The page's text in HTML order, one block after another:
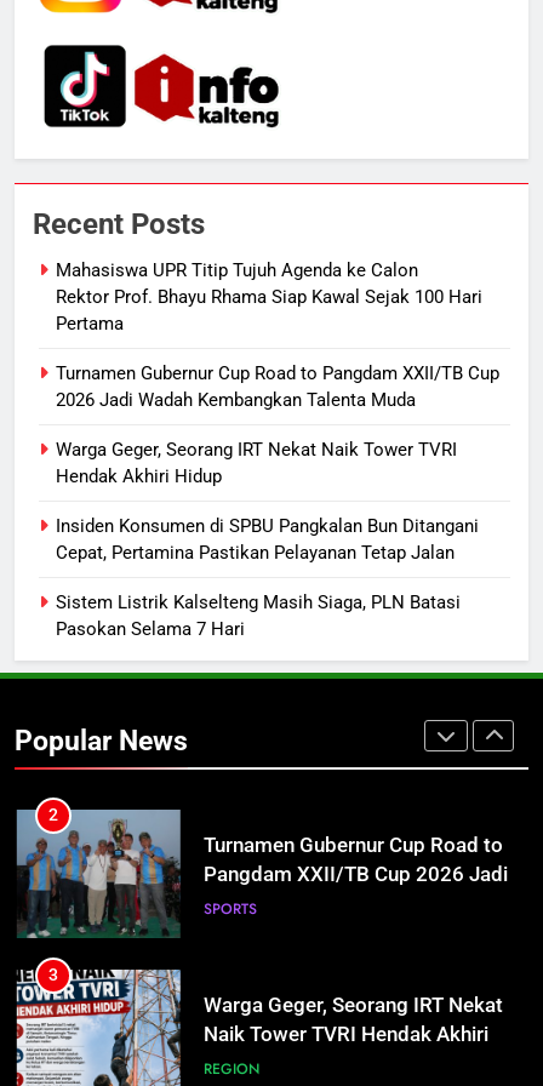
Recent Posts
Mahasiswa UPR Titip Tujuh Agenda ke Calon
Rektor Prof. Bhayu Rhama Siap Kawal Sejak 100 Hari
Pertama
Turnamen Gubernur Cup Road to Pangdam XXII/TB Cup
2026 Jadi Wadah Kembangkan Talenta Muda
Warga Geger, Seorang IRT Nekat Naik Tower TVRI
Hendak Akhiri Hidup
Insiden Konsumen di SPBU Pangkalan Bun Ditangani
Cepat, Pertamina Pastikan Pelayanan Tetap Jalan
Sistem Listrik Kalselteng Masih Siaga, PLN Batasi
Pasokan Selama 7 Hari
Popular News
6
Pertamina Targetkan Antrean di
SPBU Sampit Segera Terurai
ECONOMY
Kotim Resmi Jadi Tersangka
Dugaan Korupsi Dana Hibah
Pilkada Rp40 Miliar
HUKUM DAN KRIMINAL
8
Presiden Prabowo Minta Bahlil
Segera Tuntaskan Pemadaman
Mahasiswa UPR Titip Tujuh
Agenda ke Calon Rektor Prof.
100 Hari Pertama
REGION
Turnamen Gubernur Cup Road to
Pangdam XXII/TB Cup 2026 Jadi
Wadah Kembangkan Talenta Muda
3
Warga Geger, Seorang IRT Nekat
Naik Tower TVRI Hendak Akhiri
Hidup
REGION
4
Insiden Konsumen di SPBU
Pangkalan Bun Ditangani Cepat,
Pertamina Pastikan Pelayanan
ECONOMY